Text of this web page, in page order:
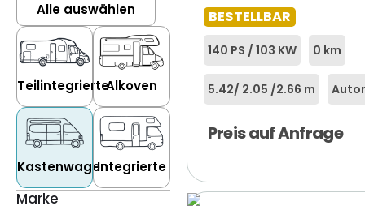
Alle auswählen
TeilintegrierteAlkoven
KastenwagenIntegrierte
Marke
BESTELLBAR
140 PS / 103 KW 0 km
5.42/ 2.05 /2.66 m
Preis auf Anfrage